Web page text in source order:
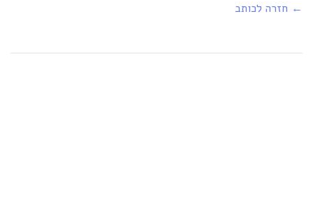
← חזרה לכותב